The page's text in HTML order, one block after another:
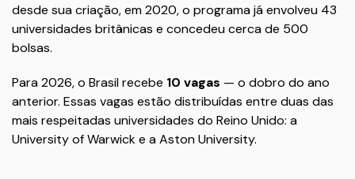
desde sua criação, em 2020, o programa já envolveu 43
universidades britânicas e concedeu cerca de 500
bolsas.
Para 2026, o Brasil recebe 10 vagas — o dobro do ano
anterior. Essas vagas estão distribuídas entre duas das
mais respeitadas universidades do Reino Unido: a
University of Warwick e a Aston University.